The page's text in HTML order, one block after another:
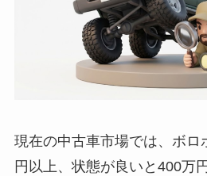
現在の中古車市場では、ボロ
円以上、状態が良いと400万